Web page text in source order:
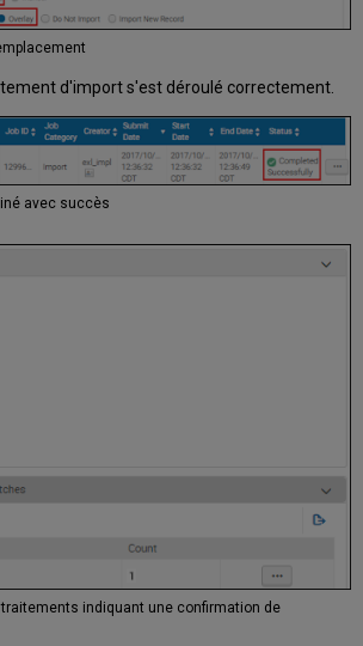
d'import s'est déroulé correctement.
avec succès
traitements indiquant une confirmation de